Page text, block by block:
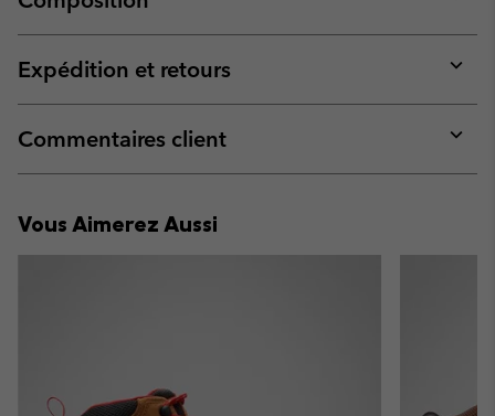
or
Expédition et retours
or
Commentaires client
or
Vous Aimerez Aussi